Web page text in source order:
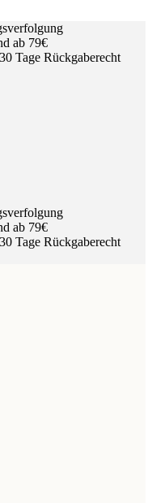
ab 79€
30 Tage Rückgaberecht
ab 79€
30 Tage Rückgaberecht